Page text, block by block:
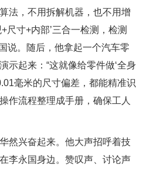
法，不用拆解机器，也不用增
尺寸+内部’三合一检测，检测
说。随后，他拿起一个汽车零
示起来：“这就像给零件做‘全身
毫米的尺寸偏差，都能精准识
作流程整理成手册，确保工人
然兴奋起来。他大声招呼着技
李永国身边。赞叹声、讨论声